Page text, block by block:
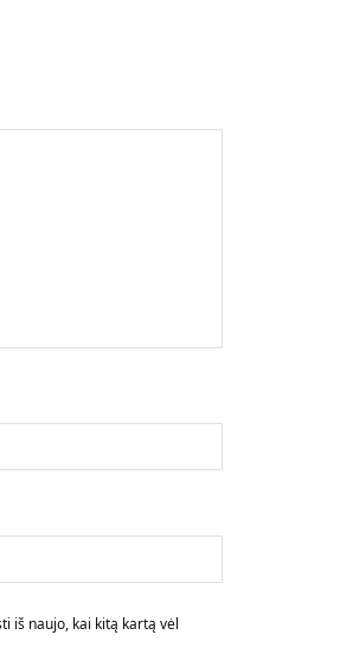
iš naujo, kai kitą kartą vėl